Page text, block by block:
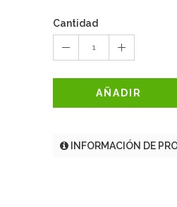
Cantidad
1
AÑADIR
INFORMACIÓN DE